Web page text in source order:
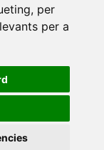
, per
per a